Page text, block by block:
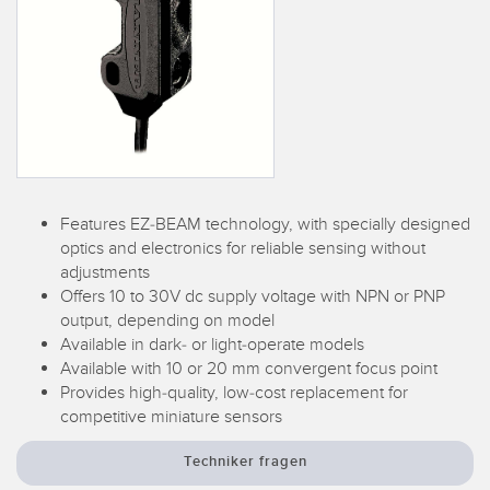
TECHNOLOGIEN
SENSOREN
Optoelektronische Sensoren
3D-Entfernungsmessgerät
Radarsensoren
Ultraschallsensoren
Lichtleiterverstärker
Lichtleiter
Schlitz- und Etikettensensoren
IIOT und INTELLIGENTE
FABRIK
Fernüberwachung
Füllstandsüberwachung für Tanks
Gesamtanlageneffektivität (GAE)
Maschinenüberwachung/Gesamtmaschineneffektivität
Prognosengestützte Wartung
Prognosengestützte Wartung
Teileanforderung, Serviceanforderung oder Palettenabholung
Vorderkantenerkennung
Features EZ-BEAM technology, with specially designed
optics and electronics for reliable sensing without
adjustments
Offers 10 to 30V dc supply voltage with NPN or PNP
output, depending on model
Available in dark- or light-operate models
Available with 10 or 20 mm convergent focus point
Provides high-quality, low-cost replacement for
competitive miniature sensors
Techniker fragen